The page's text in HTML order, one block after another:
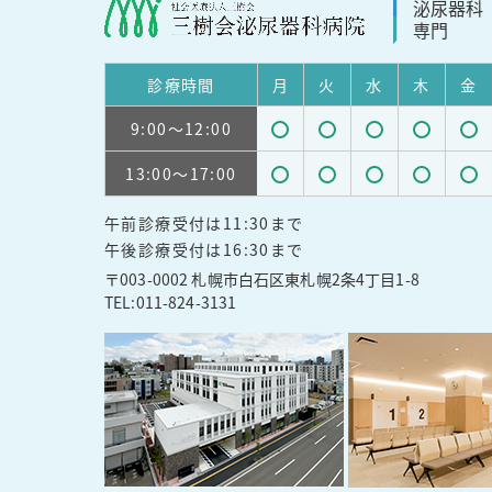
泌尿器科
専門
診療時間 月 火 水 木 金
9:00～12:00
受
付
可
能
受
付
受
付
受
付
受
付
13:00～17:00
受
付
可
能
受
能
受
能
受
能
受
午前診療受付は11:30まで
午後診療受付は16:30まで
〒003-0002 札幌市白石区東札幌2条4丁目1-8
TEL:011-824-3131